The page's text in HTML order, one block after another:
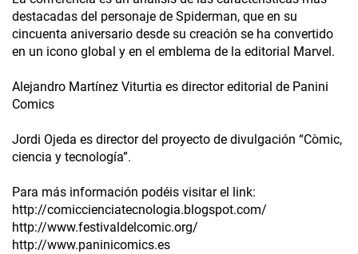
destacadas del personaje de Spiderman, que en su
cincuenta aniversario desde su creación se ha convertido
en un icono global y en el emblema de la editorial Marvel.
Alejandro Martínez Viturtia es director editorial de Panini
Comics
Jordi Ojeda es director del proyecto de divulgación “Còmic,
ciencia y tecnología”.
Para más información podéis visitar el link:
http://comiccienciatecnologia.blogspot.com/
http://www.festivaldelcomic.org/
http://www.paninicomics.es